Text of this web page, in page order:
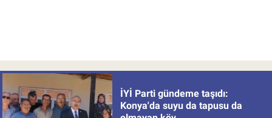
İYİ Parti gündeme taşıdı:
Konya'da suyu da tapusu da